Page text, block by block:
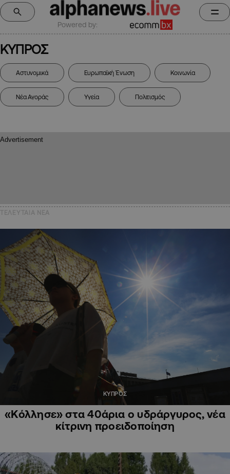
Powered by:
ΚΥΠΡΟΣ
Αστυνομικά Ευρωπαϊκή Ένωση Κοινωνία
Νέα Αγοράς Υγεία Πολιτισμός
ΚΥΠΡΟΣ
«Κόλλησε» στα 40άρια ο υδράργυρος, νέα
κίτρινη προειδοποίηση